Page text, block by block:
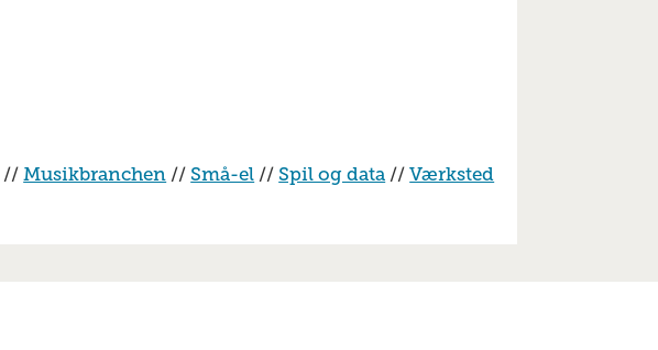
//Musikbranchen // Små-el // Spil og data //Værksted